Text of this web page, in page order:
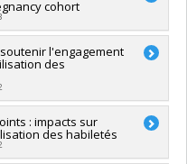
d'engagement
André Chagnon
cohort
Archambault
Muckle,Michel Boivin
en santé du
Projet
l'engagement
des
,Nancy Beauregard
: impacts sur
des habiletés